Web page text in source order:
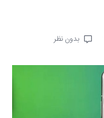
بدون نظر